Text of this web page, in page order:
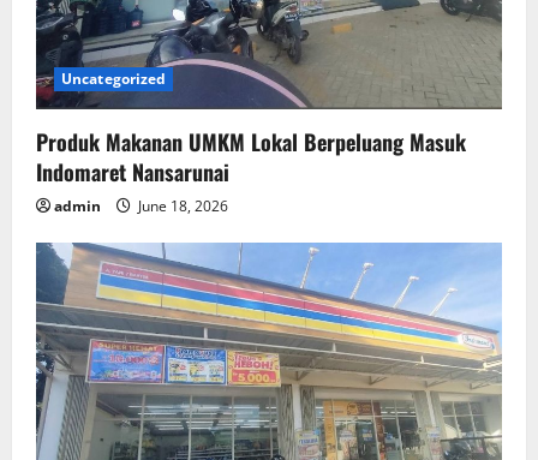
Uncategorized
Produk Makanan UMKM Lokal Berpeluang Masuk
Indomaret Nansarunai
admin June 18, 2026